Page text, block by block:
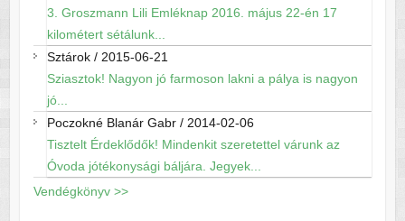
3. Groszmann Lili Emléknap 2016. május 22-én 17
kilométert sétálunk...
Sztárok/ 2015-06-21
Sziasztok! Nagyon jó farmoson lakni a pálya is nagyon
jó...
Poczokné Blanár Gabr/ 2014-02-06
Tisztelt Érdeklődők! Mindenkit szeretettel várunk az
Óvoda jótékonysági báljára. Jegyek...
Vendégkönyv >>